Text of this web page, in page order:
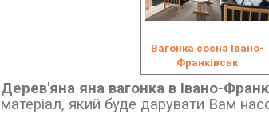
Вагонка сосна Івано-
Франківськ
Дерев'яна яна вагонка в Івано-
матеріал, який буде дарувати Вам